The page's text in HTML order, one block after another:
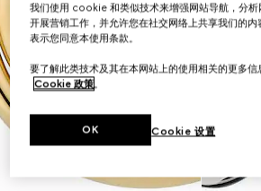
我们使用 cookie 和类似技术来增强网站导航，分析
开展营销工作，并允许您在社交网络上共享我们的
表示您同意本使用条款。
要了解此类技术及其在本网站上的使用相关的更多
Cookie 政策。
Cookie 设置
OK